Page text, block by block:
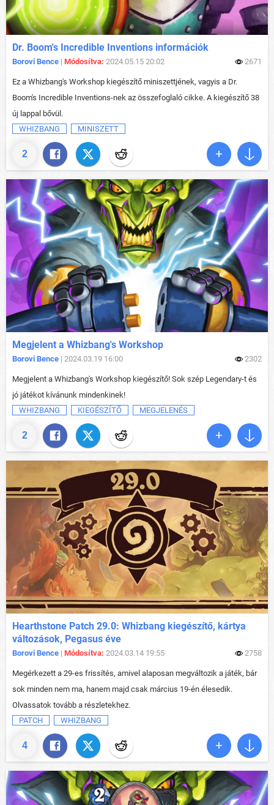
2
Dr. Boom's Incredible Inventions információk
Borovi Bence | Módosítva: 2024.05.15 20:02 2671
Ez a Whizbang's Workshop kiegészítő miniszettjének, vagyis a Dr.
Boom's Incredible Inventions-nek az összefoglaló cikke. A kiegészítő 38
új lappal bővül.
WHIZBANG
MINISZETT
2
Megjelent a Whizbang's Workshop
Borovi Bence | 2024.03.19 16:00 2302
Megjelent a Whizbang's Workshop kiegészítő! Sok szép Legendary-t és
jó játékot kívánunk mindenkinek!
WHIZBANG
KIEGÉSZÍTŐ MEGJELENÉS
4
Hearthstone Patch 29.0: Whizbang kiegészítő, kártya
változások, Pegasus éve
Borovi Bence | Módosítva: 2024.03.14 19:55 2758
Megérkezett a 29-es frissítés, amivel alaposan megváltozik a játék, bár
sok minden nem ma, hanem majd csak március 19-én élesedik.
Olvassatok tovább a részletekhez.
PATCH
WHIZBANG